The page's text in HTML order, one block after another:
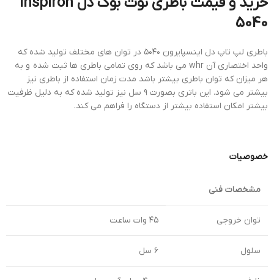
5040
باطری لپ تاپ دل اینسپایرون ۵۰۴۰ در توان های مختلف تولید شده که
واحد اختصاری آن whr می باشد که روی تمامی باطری ها ثبت شده و به
هر میزان که توان باطری بیشتر باشد مدت زمان استفاده از باطری نیز
بیشتر می شود. این باتری بصورت ۹ سل نیز تولید شده که به دلیل ظرفیت
بیشتر امکان استفاده بیشتر از دستگاه را فراهم می کند.
خصوصیات
مشخصات فنی
توان خروجی ۴۵ وات ساعت
سلول ۶ سل